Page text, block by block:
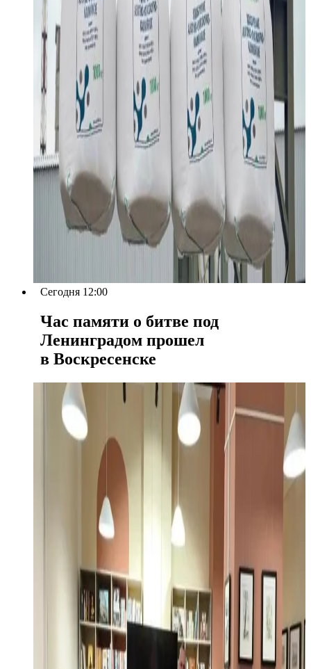
Сегодня 12:00
Час памяти о битве под
Ленинградом прошел
в Воскресенске